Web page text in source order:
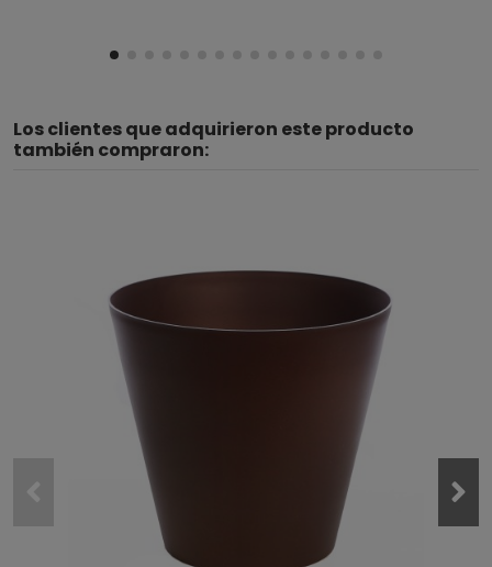
Los clientes que adquirieron este producto
también compraron: